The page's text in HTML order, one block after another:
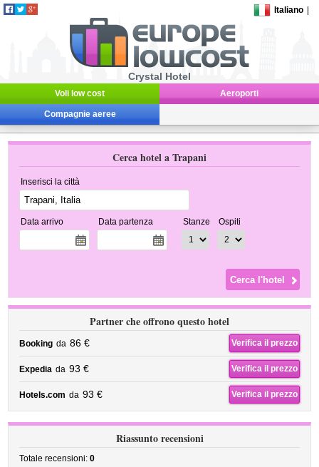
Italiano
Crystal Hotel
Voli low cost Aeroporti
Compagnie aeree
Cerca hotel a Trapani
Inserisci la città
Data arrivo Data partenza Stanze Ospiti
Partner che offrono questo hotel
Booking da 86 € Verifica il prezzo
Expedia da 93 € Verifica il prezzo
Hotels.com da 93 € Verifica il prezzo
Riassunto recensioni
Totale recensioni:0